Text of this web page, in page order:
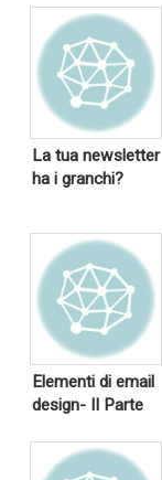
La tua newsletter
ha i granchi?
Elementi di email
design- II Parte